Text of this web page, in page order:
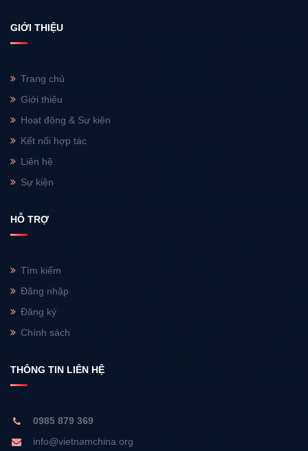
GIỚI THIỆU
Trang chủ
Giới thiệu
Hoạt động & Sự kiện
Kết nối hợp tác
Liên hệ
Sự kiện
HỖ TRỢ
Tìm kiếm
Đăng nhập
Đăng ký
Chính sách
THÔNG TIN LIÊN HỆ
0985 879 369
info@vietnamchina.org